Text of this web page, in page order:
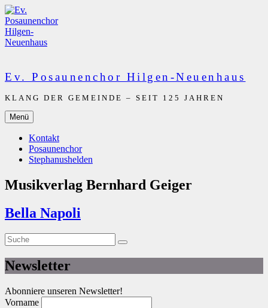
Zum
Inhalt
springen
Ev. Posaunenchor Hilgen-Neuenhaus
KLANG DER GEMEINDE – SEIT 125 JAHREN
Menü
Kontakt
Posaunenchor
Stephanushelden
Musikverlag Bernhard Geiger
Bella Napoli
Suche
nach:
Suche
Newsletter
Abonniere unseren Newsletter!
Vorname